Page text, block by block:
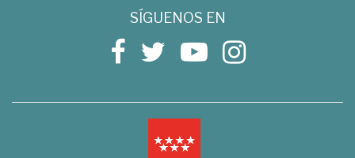
SÍGUENOS EN